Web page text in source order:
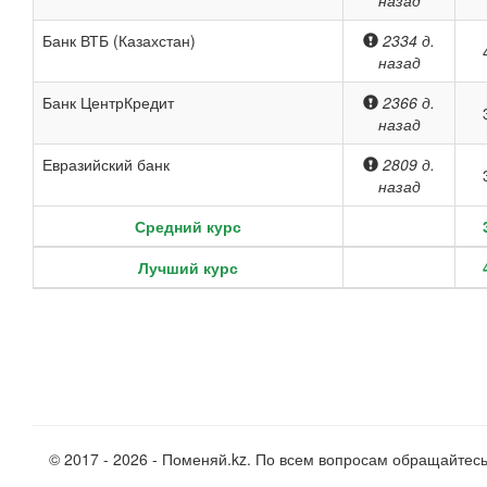
Банк ВТБ (Казахстан)
2334 д.
назад
Банк ЦентрКредит
2366 д.
назад
Евразийский банк
2809 д.
назад
Средний курс
Лучший курс
© 2017 - 2026 - Поменяй.kz. По всем вопросам